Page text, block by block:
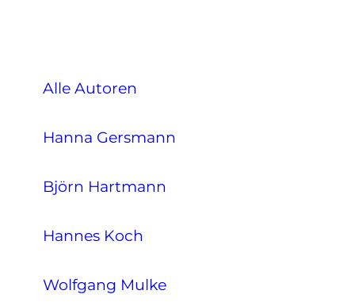
Alle Autoren
Hanna Gersmann
Björn Hartmann
Hannes Koch
Wolfgang Mulke